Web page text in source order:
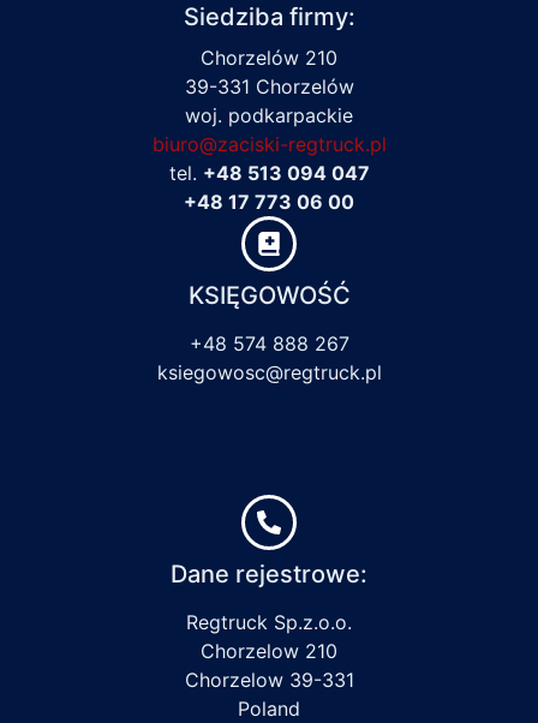
Siedziba firmy:
Chorzelów 210
39-331 Chorzelów
woj. podkarpackie
biuro@zaciski-regtruck.pl
tel. +48 513 094 047
+48 17 773 06 00
KSIĘGOWOŚĆ
+48 574 888 267
ksiegowosc@regtruck.pl
Dane rejestrowe:
Regtruck Sp.z.o.o.
Chorzelow 210
Chorzelow 39-331
Poland